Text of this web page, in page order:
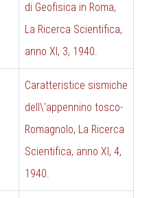
di Geofisica in Roma,
La Ricerca Scientifica,
anno XI, 3, 1940.
Caratteristice sismiche
dell\'appennino tosco-
Romagnolo, La Ricerca
Scientifica, anno XI, 4,
1940.